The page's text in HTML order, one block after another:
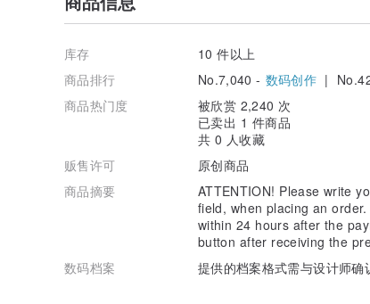
库存
10 件以上
商品排行
No.7,040 - 数码创作|
商品热门度
被欣赏 2,240 次
已卖出 1 件商品
共 0 人收藏
贩售许可
原创商品
商品摘要
ATTENTION! Please write
field, when placing an
within 24 hours after the
button after receiving the
数码档案
提供的档案格式需与设计师确